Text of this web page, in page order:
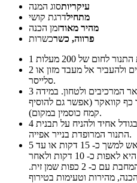
עיקריותסוג המנה
מתחילדרגת קושי
מהיר מאודזמן הכנה
פרווה, כשרכשרות
1
2
סלייסר.
3
כף קוואקר (אפשר גם להוסיף
קמח כוסמין במקום).
4
התנור המרופדת בנייר אפייה.
5
שהקציצות מוכנות. אופציה נוספת היא לאפות כ- 10 דקות ולאחר
מכן לטגן משני הצדדים על המחבת עם כ- 2 כפות שמן זית.